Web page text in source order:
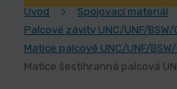
Úvod
Spojovací materiál
Palcové závity UNC/UNF/BSW/
Matice palcové UNC/UNF/BSW/
Matice šestihranná palcová